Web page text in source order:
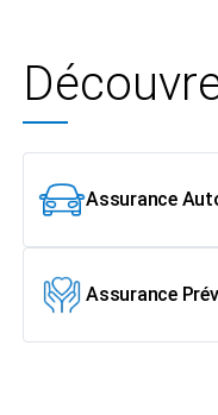
Assurance
Assurance